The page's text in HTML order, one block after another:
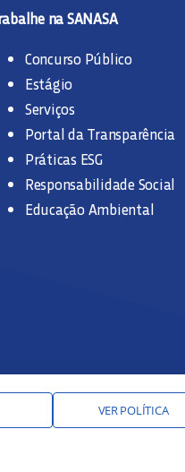
na SANASA
Concurso Público
Estágio
Serviços
Portal da Transparência
Práticas ESG
Responsabilidade Social
Educação Ambiental
VER POLÍTICA